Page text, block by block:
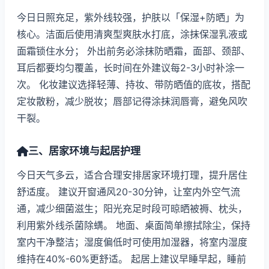
今日日照充足，紫外线较强，护肤以「保湿+防晒」为
核心。洁面后使用清爽型爽肤水打底，涂抹保湿乳液或
面霜锁住水分； 外出前务必涂抹防晒霜，面部、颈部、
耳后都要均匀覆盖，长时间在外建议每2-3小时补涂一
次。 化妆建议选择轻薄、持妆、带防晒值的底妆，搭配
定妆散粉，减少脱妆；唇部记得涂抹润唇膏，避免风吹
干裂。
三、居家环境与起居护理
今日天气多云，适合合理安排居家环境打理，提升居住
舒适度。 建议开窗通风20-30分钟，让室内外空气流
通，减少细菌滋生；阳光充足时段可晾晒被褥、枕头，
利用紫外线杀菌除螨。 地面、桌面简单擦拭除尘，保持
室内干净整洁；湿度偏低时可使用加湿器，将室内湿度
维持在40%-60%更舒适。 起居上建议早睡早起，睡前